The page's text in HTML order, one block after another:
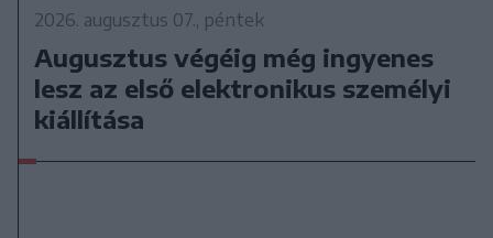
2026. augusztus 07., péntek
Augusztus végéig még ingyenes
lesz az első elektronikus személyi
kiállítása